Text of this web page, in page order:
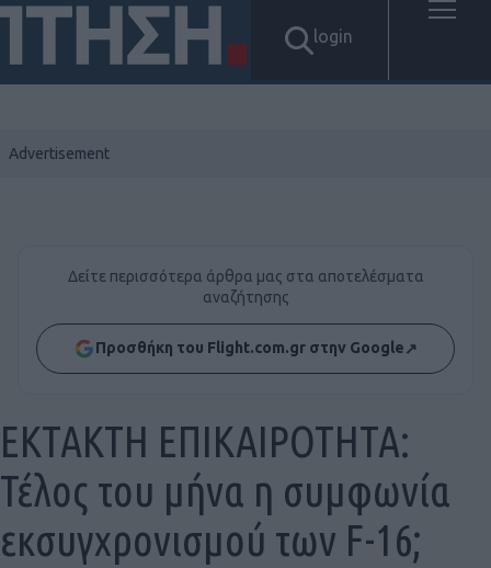
login
Δείτε περισσότερα άρθρα μας στα αποτελέσματα
αναζήτησης
Προσθήκη του Flight.com.gr στην Google↗
EKTAKTH ΕΠΙΚΑΙΡΟΤΗΤΑ:
Τέλος του μήνα η συμφωνία
εκσυγχρονισμού των F-16;